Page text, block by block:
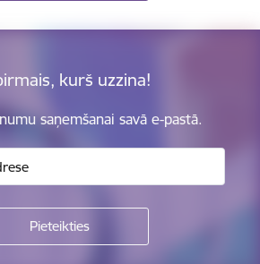
kurš uzzina!
saņemšanai savā e-pastā.